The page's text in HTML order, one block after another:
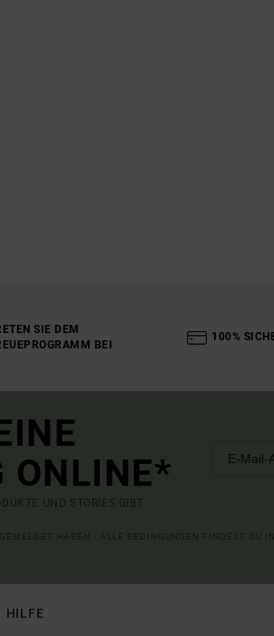
SIE DEM
BEI
100%
ONLINE*
UND STORIES GIBT.
HILFE